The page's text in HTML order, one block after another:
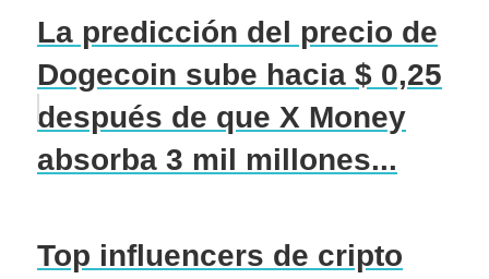
La predicción del precio de
Dogecoin sube hacia $ 0,25
después de que X Money
absorba 3 mil millones...
Top influencers de cripto